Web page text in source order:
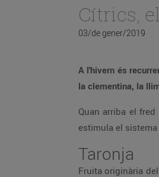
Cítrics,
03/de gener/2019
A l'hivern és
la clementina, la
Quan arriba el
estimula el
Taronja
Fruita originària